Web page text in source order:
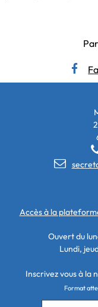

Accès à la
Ouvert du
Lundi,
Inscrivez vous à la
Format